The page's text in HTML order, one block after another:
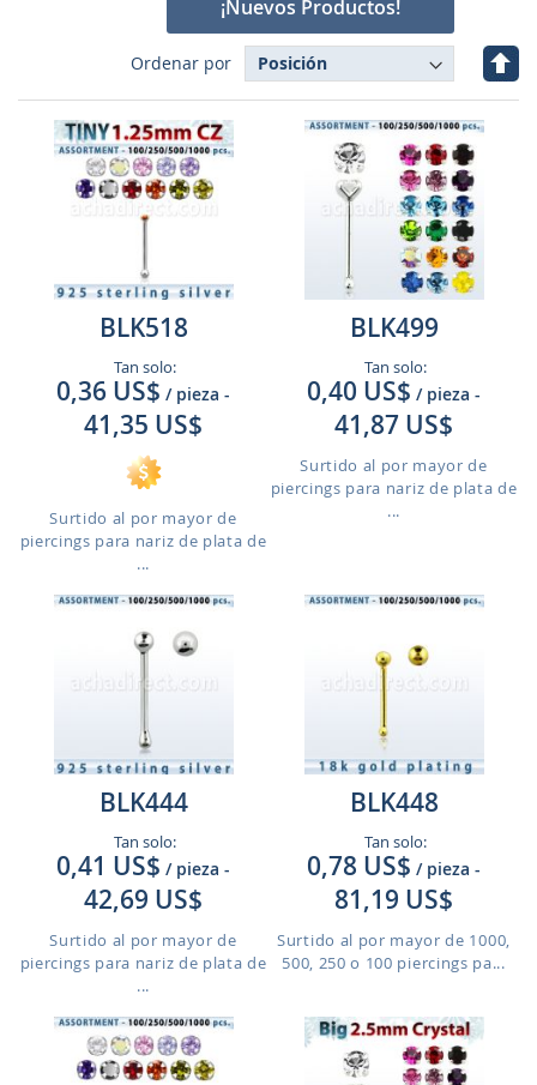
¡Nuevos Productos!
Ordenar por
Fijar
BLK518
Tan solo:
0,36 US$ / pieza -
41,35 US$
Surtido al por mayor de
piercings para nariz de plata de
...
BLK499
Tan solo:
0,40 US$ / pieza -
41,87 US$
Surtido al por mayor de
piercings para nariz de plata de
...
BLK444
Tan solo:
0,41 US$ / pieza -
42,69 US$
Surtido al por mayor de
piercings para nariz de plata de
...
BLK448
Tan solo:
0,78 US$ / pieza -
81,19 US$
Surtido al por mayor de 1000,
500, 250 o 100 piercings pa...